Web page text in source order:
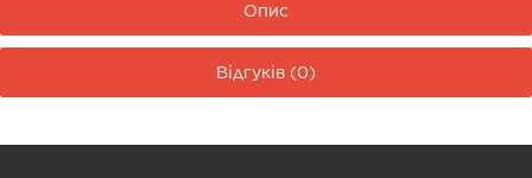
Опис
Відгуків (0)